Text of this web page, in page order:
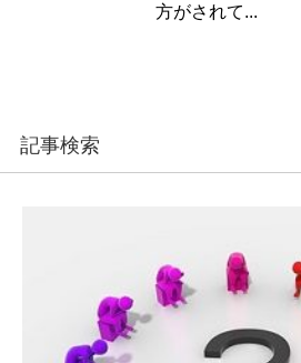
方がされて...
記事検索